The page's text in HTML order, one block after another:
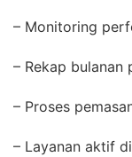
– Monitoring
– Rekap bulanan
– Proses
– Layanan aktif